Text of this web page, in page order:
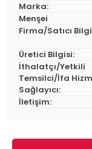
Marka:
Menşei
Firma/Satıcı
Üretici Bilgisi:
İthalatçı/Yetkili
Temsilci/İfa
Sağlayıcı:
İletişim: